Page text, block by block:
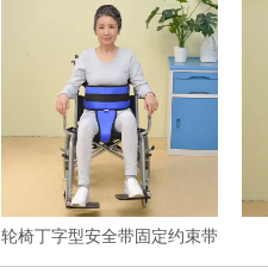
轮椅丁字型安全带固定约束带